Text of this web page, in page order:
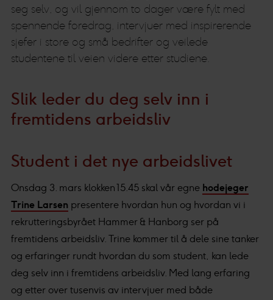
seg selv, og vil gjennom to dager være fylt med
spennende foredrag, intervjuer med inspirerende
sjefer i store og små bedrifter og veilede
studentene til veien videre etter studiene.
Slik leder du deg selv inn i
fremtidens arbeidsliv
Student i det nye arbeidslivet
Onsdag 3. mars klokken 15.45 skal vår egne hodejeger
Trine Larsen presentere hvordan hun og hvordan vi i
rekrutteringsbyrået Hammer & Hanborg ser på
fremtidens arbeidsliv. Trine kommer til å dele sine tanker
og erfaringer rundt hvordan du som student, kan lede
deg selv inn i fremtidens arbeidsliv. Med lang erfaring
og etter over tusenvis av intervjuer med både